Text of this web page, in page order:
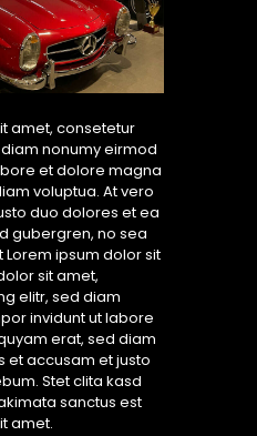
amet, consetetur
nonumy eirmod
et dolore magna
voluptua. At vero
duo dolores et ea
gubergren, no sea
ipsum dolor sit
sit amet,
elitr, sed diam
invidunt ut labore
erat, sed diam
et accusam et justo
Stet clita kasd
sanctus est
amet.